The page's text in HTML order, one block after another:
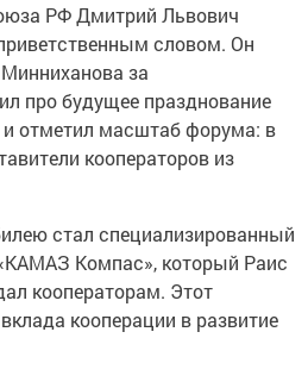
РФ Дмитрий Львович
словом. Он
за
про будущее празднование
и отметил масштаб форума: в
кооператоров из
стал специализированный
Компас», который Раис
кооператорам. Этот
кооперации в развитие